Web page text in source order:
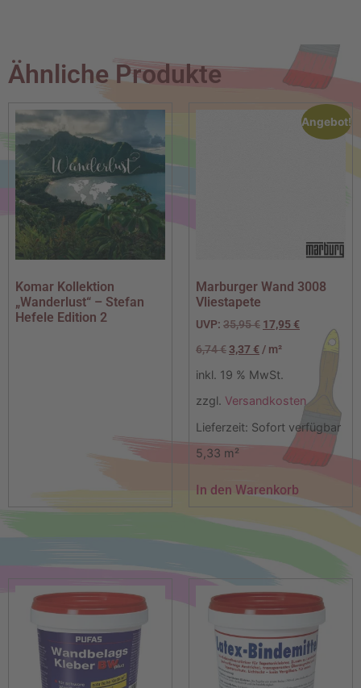
Ähnliche Produkte
Komar Kollektion
„Wanderlust“ – Stefan
Hefele Edition 2
Angebot!
Marburger Wand 3008
Vliestapete
UVP: 35,95€ 17,95€
6,74€3,37€ / m²
inkl. 19 % MwSt.
zzgl. Versandkosten
Lieferzeit: Sofort verfügbar
5,33 m²
In den Warenkorb